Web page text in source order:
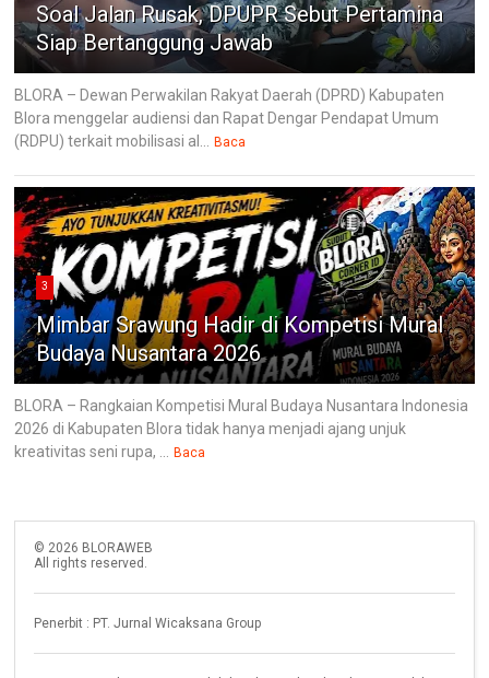
Soal Jalan Rusak, DPUPR Sebut Pertamina
Siap Bertanggung Jawab
BLORA – Dewan Perwakilan Rakyat Daerah (DPRD) Kabupaten
Blora menggelar audiensi dan Rapat Dengar Pendapat Umum
(RDPU) terkait mobilisasi al... Baca
3
Mimbar Srawung Hadir di Kompetisi Mural
Budaya Nusantara 2026
BLORA – Rangkaian Kompetisi Mural Budaya Nusantara Indonesia
2026 di Kabupaten Blora tidak hanya menjadi ajang unjuk
kreativitas seni rupa, ... Baca
© 2026 BLORAWEB
All rights reserved.
Penerbit : PT. Jurnal Wicaksana Group